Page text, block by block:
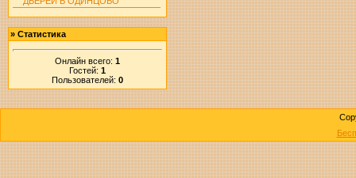
» Статистика
Онлайн всего: 1
Гостей: 1
Пользователей: 0